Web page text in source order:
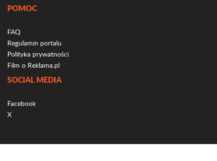
POMOC
FAQ
Regulamin portalu
Polityka prywatności
Film o Reklama.pl
SOCIAL MEDIA
Facebook
X